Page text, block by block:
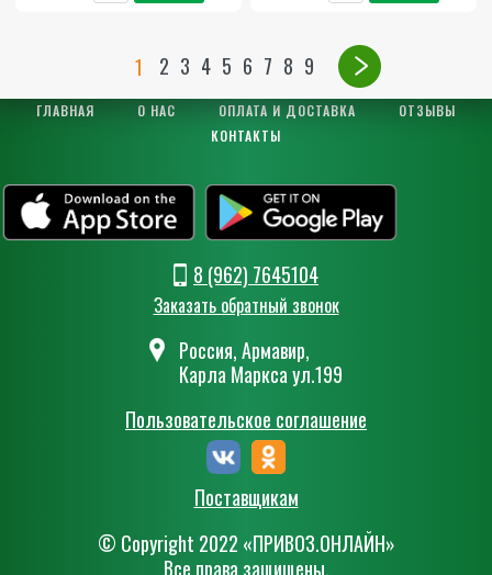
1 2 3 4 5 6 7 8 9
ГЛАВНАЯ О НАС ОПЛАТА И ДОСТАВКА
ОТЗЫВЫ
КОНТАКТЫ
8 (962) 7645104
Заказать обратный звонок
Россия, Армавир,
Карла Маркса ул.199
Пользовательское соглашение
Поставщикам
© Сopyright 2022 «ПРИВОЗ.ОНЛАЙН»
Все права защищены.